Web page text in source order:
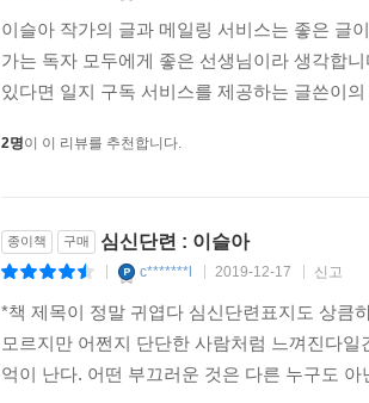
이슬아 작가의 글과 메일링 서비스는 좋은 글
가는 독자 모두에게 좋은 선생님이라 생각합
있다면 일지 구독 서비스를 제공하는 글쓴이
2명이 이 리뷰를 추천합니다.
종이책 구매 심신단련 : 이슬아
c*******l 2019-12-17 신고
*책 제목이 정말 귀엽다 심신단련표지도 상큼
모르지만 어쩐지 단단한 사람처럼 느껴진다
억이 난다. 어떤 부끄러운 것은 다른 누구도